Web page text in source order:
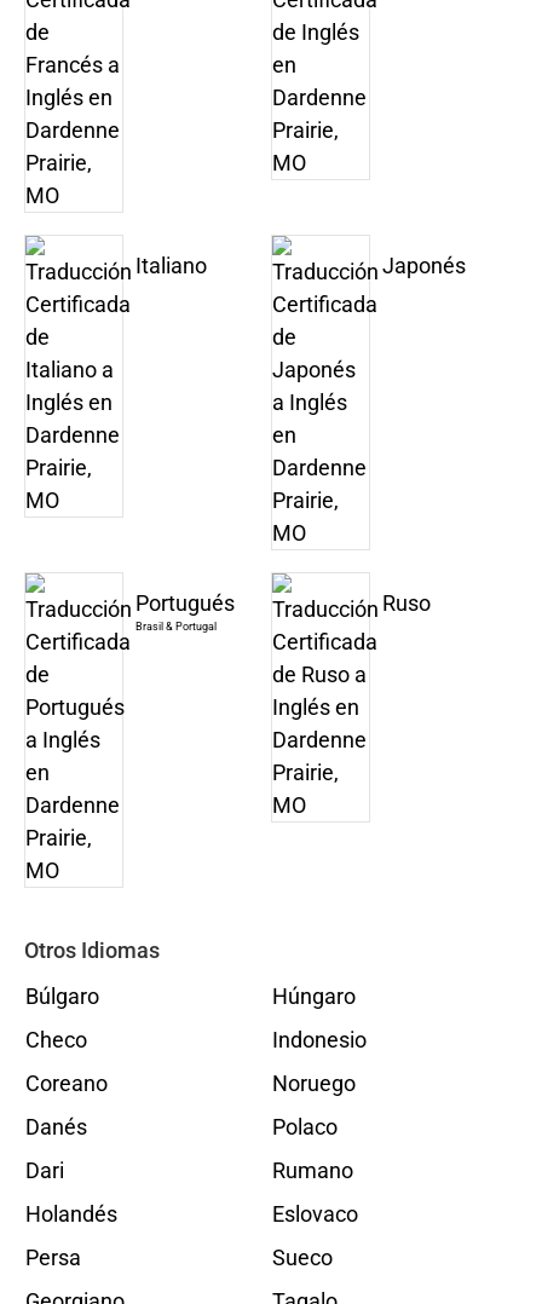
Italiano Japonés
Portugués
Brasil & Portugal
Ruso
Otros Idiomas
Búlgaro
Checo
Coreano
Danés
Dari
Holandés
Persa
Húngaro
Indonesio
Noruego
Polaco
Rumano
Eslovaco
Sueco